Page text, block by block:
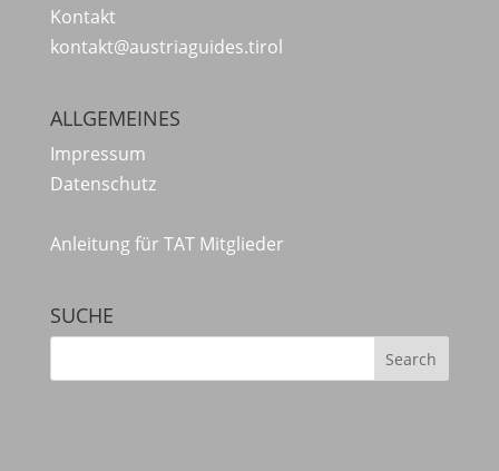
Kontakt
kontakt@austriaguides.tirol
ALLGEMEINES
Impressum
Datenschutz
Anleitung für TAT Mitglieder
SUCHE